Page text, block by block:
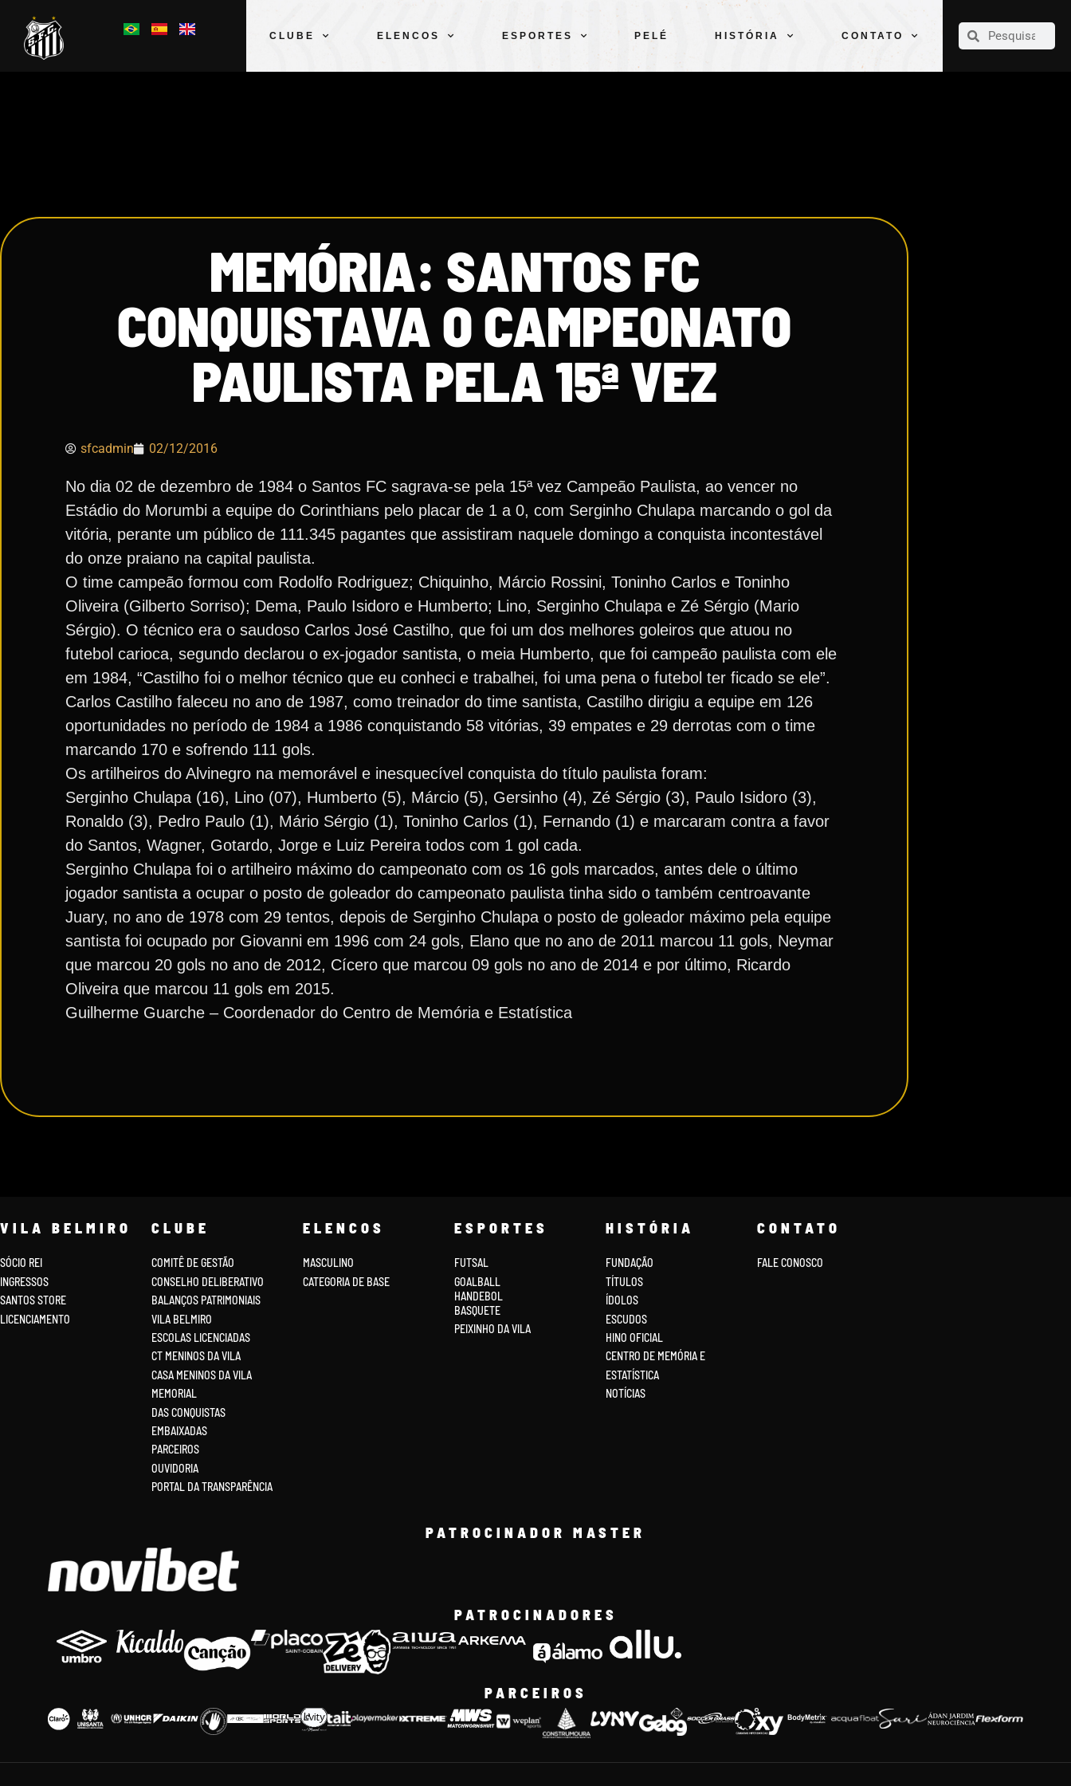
CLUBE ELENCOS ESPORTES PELÉ HISTÓRIA CONTATO
CLUBE
MEMÓRIA: SANTOS FC
CONQUISTAVA O CAMPEONATO
PAULISTA PELA 15ª VEZ
sfcadmin 02/12/2016
No dia 02 de dezembro de 1984 o Santos FC sagrava-se pela 15ª vez Campeão Paulista, ao vencer no
Estádio do Morumbi a equipe do Corinthians pelo placar de 1 a 0, com Serginho Chulapa marcando o gol da
vitória, perante um público de 111.345 pagantes que assistiram naquele domingo a conquista incontestável
do onze praiano na capital paulista.
O time campeão formou com Rodolfo Rodriguez; Chiquinho, Márcio Rossini, Toninho Carlos e Toninho
Oliveira (Gilberto Sorriso); Dema, Paulo Isidoro e Humberto; Lino, Serginho Chulapa e Zé Sérgio (Mario
Sérgio). O técnico era o saudoso Carlos José Castilho, que foi um dos melhores goleiros que atuou no
futebol carioca, segundo declarou o ex-jogador santista, o meia Humberto, que foi campeão paulista com ele
em 1984, “Castilho foi o melhor técnico que eu conheci e trabalhei, foi uma pena o futebol ter ficado se ele”.
Carlos Castilho faleceu no ano de 1987, como treinador do time santista, Castilho dirigiu a equipe em 126
oportunidades no período de 1984 a 1986 conquistando 58 vitórias, 39 empates e 29 derrotas com o time
marcando 170 e sofrendo 111 gols.
Os artilheiros do Alvinegro na memorável e inesquecível conquista do título paulista foram:
Serginho Chulapa (16), Lino (07), Humberto (5), Márcio (5), Gersinho (4), Zé Sérgio (3), Paulo Isidoro (3),
Ronaldo (3), Pedro Paulo (1), Mário Sérgio (1), Toninho Carlos (1), Fernando (1) e marcaram contra a favor
do Santos, Wagner, Gotardo, Jorge e Luiz Pereira todos com 1 gol cada.
Serginho Chulapa foi o artilheiro máximo do campeonato com os 16 gols marcados, antes dele o último
jogador santista a ocupar o posto de goleador do campeonato paulista tinha sido o também centroavante
Juary, no ano de 1978 com 29 tentos, depois de Serginho Chulapa o posto de goleador máximo pela equipe
santista foi ocupado por Giovanni em 1996 com 24 gols, Elano que no ano de 2011 marcou 11 gols, Neymar
que marcou 20 gols no ano de 2012, Cícero que marcou 09 gols no ano de 2014 e por último, Ricardo
Oliveira que marcou 11 gols em 2015.
Guilherme Guarche – Coordenador do Centro de Memória e Estatística
VILA BELMIRO
SÓCIO REI
INGRESSOS
SANTOS STORE
LICENCIAMENTO
CLUBE
COMITÊ DE GESTÃO
CONSELHO DELIBERATIVO
BALANÇOS PATRIMONIAIS
VILA BELMIRO
ESCOLAS LICENCIADAS
CT MENINOS DA VILA
CASA MENINOS DA VILA
MEMORIAL
DAS CONQUISTAS
EMBAIXADAS
PARCEIROS
OUVIDORIA
PORTAL DA TRANSPARÊNCIA
ELENCOS
MASCULINO
CATEGORIA DE BASE
ESPORTES
FUTSAL
GOALBALL
HANDEBOL
BASQUETE
PEIXINHO DA VILA
HISTÓRIA
FUNDAÇÃO
TÍTULOS
ÍDOLOS
ESCUDOS
HINO OFICIAL
CENTRO DE MEMÓRIA E
ESTATÍSTICA
NOTÍCIAS
CONTATO
FALE CONOSCO
PATROCINADOR MASTER
PATROCINADORES
PARCEIROS